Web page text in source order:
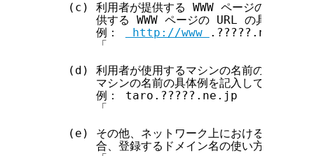
(c) 利用者が提供する WWW ページの URL の
供する WWW ページの URL の具体例を記
        例：
http://www
.?????.ne.jp/
「
(d) 利用者が使用するマシンの名前の一部に使
        マシンの名前の具体例を記入して下さい。
        例： taro.?????.ne.jp
「
(e) その他、ネットワーク上における利用者の
合、登録するドメイン名の使い方を具体的